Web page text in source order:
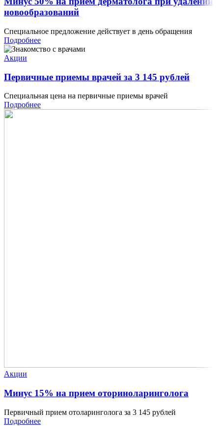
новообразований
Специальное предложение действует в день обращения
Подробнее
Акции
Первичные приемы врачей за 3 145 рублей
Специальная цена на первичные приемы врачей
Подробнее
Акции
Минус 15% на прием оториноларинголога
Первичный прием отоларинголога за 3 145 рублей
Подробнее